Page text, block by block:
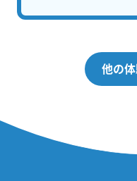
他の